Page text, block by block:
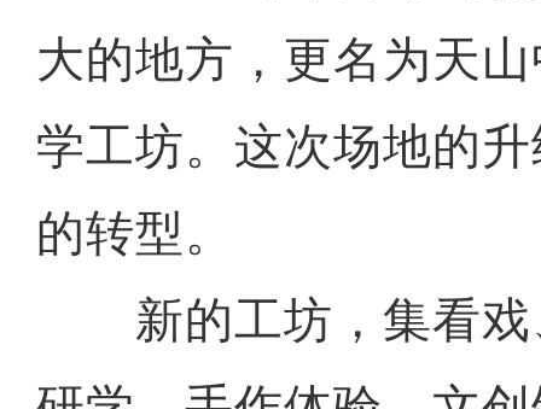
大的地方，更名为天
学工坊。这次场地的
的转型。
新的工坊，集看戏